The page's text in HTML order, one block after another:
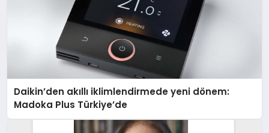
Daikin’den akıllı iklimlendirmede yeni dönem:
Madoka Plus Türkiye’de